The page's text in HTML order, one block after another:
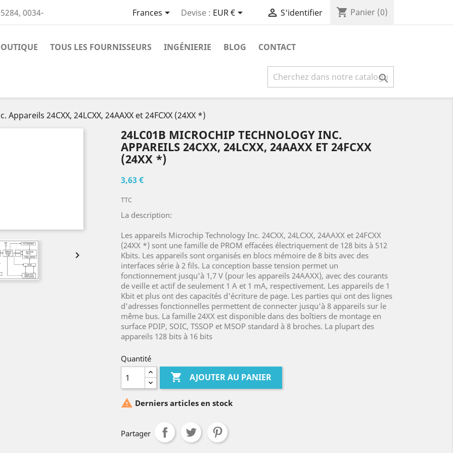
0034- Frances Devise : EUR €  S'identifier shopping_cart Panier (0)
TOUS LES FOURNISSEURS INGÉNIERIE BLOG CONTACT

24CXX, 24LCXX, 24AAXX et 24FCXX (24XX *)

24LC01B MICROCHIP TECHNOLOGY INC.
APPAREILS 24CXX, 24LCXX, 24AAXX ET 24FCXX
(24XX *)
3,63 €
TTC
La description:
Les appareils Microchip Technology Inc. 24CXX, 24LCXX, 24AAXX et 24FCXX
(24XX *) sont une famille de PROM effacées électriquement de 128 bits à 512
Kbits. Les appareils sont organisés en blocs mémoire de 8 bits avec des
interfaces série à 2 fils. La conception basse tension permet un
fonctionnement jusqu'à 1,7 V (pour les appareils 24AAXX), avec des courants
de veille et actif de seulement 1 A et 1 mA, respectivement. Les appareils de 1
Kbit et plus ont des capacités d'écriture de page. Les parties qui ont des lignes
d'adresses fonctionnelles permettent de connecter jusqu'à 8 appareils sur le
même bus. La famille 24XX est disponible dans des boîtiers de montage en
surface PDIP, SOIC, TSSOP et MSOP standard à 8 broches. La plupart des
appareils 128 bits à 16 bits
Quantité
 AJOUTER AU PANIER
 Derniers articles en stock
Partager